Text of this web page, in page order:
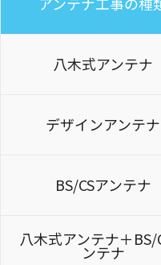
八木式アンテナ
デザインアンテナ
BS/CSアンテナ
八木式アンテナ＋BS/
ンテナ